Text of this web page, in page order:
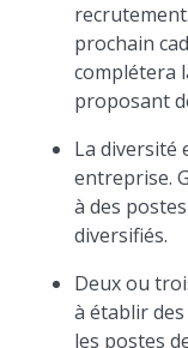
prochain
complétera
proposant
La diversité
entreprise.
à des
diversifiés.
Deux ou
à établir
les postes